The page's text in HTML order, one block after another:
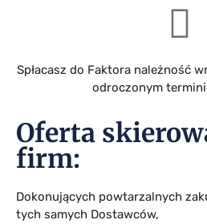
Spłacasz do Faktora należność
odroczonym
Oferta
firm:
Dokonujących powtarzalnych
tych samych Dostawców,